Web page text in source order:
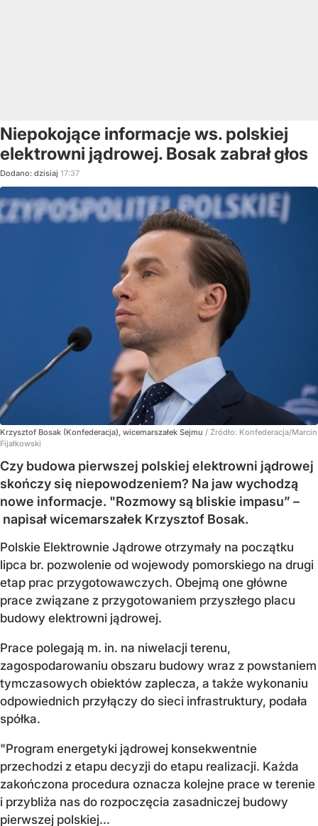
Niepokojące informacje ws. polskiej
elektrowni jądrowej. Bosak zabrał głos
Dodano: dzisiaj 17:37
Krzysztof Bosak (Konfederacja), wicemarszałek Sejmu / Źródło: Konfederacja/Marcin
Fijałkowski
Czy budowa pierwszej polskiej elektrowni jądrowej
skończy się niepowodzeniem? Na jaw wychodzą
nowe informacje. "Rozmowy są bliskie impasu” –
napisał wicemarszałek Krzysztof Bosak.
Polskie Elektrownie Jądrowe otrzymały na początku
lipca br. pozwolenie od wojewody pomorskiego na drugi
etap prac przygotowawczych. Obejmą one główne
prace związane z przygotowaniem przyszłego placu
budowy elektrowni jądrowej.
Prace polegają m. in. na niwelacji terenu,
zagospodarowaniu obszaru budowy wraz z powstaniem
tymczasowych obiektów zaplecza, a także wykonaniu
odpowiednich przyłączy do sieci infrastruktury, podała
spółka.
"Program energetyki jądrowej konsekwentnie
przechodzi z etapu decyzji do etapu realizacji. Każda
zakończona procedura oznacza kolejne prace w terenie
i przybliża nas do rozpoczęcia zasadniczej budowy
pierwszej polskiej...